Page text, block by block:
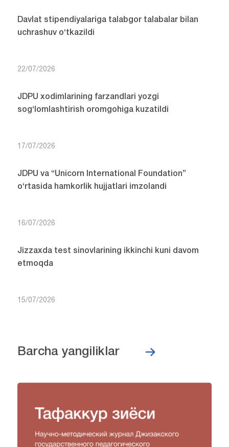
Davlat stipendiyalariga talabgor talabalar bilan
uchrashuv o‘tkazildi
22/07/2026
JDPU xodimlarining farzandlari yozgi
sog‘lomlashtirish oromgohiga kuzatildi
17/07/2026
JDPU va “Unicorn International Foundation”
o‘rtasida hamkorlik hujjatlari imzolandi
16/07/2026
Jizzaxda test sinovlarining ikkinchi kuni davom
etmoqda
15/07/2026
Barcha yangiliklar